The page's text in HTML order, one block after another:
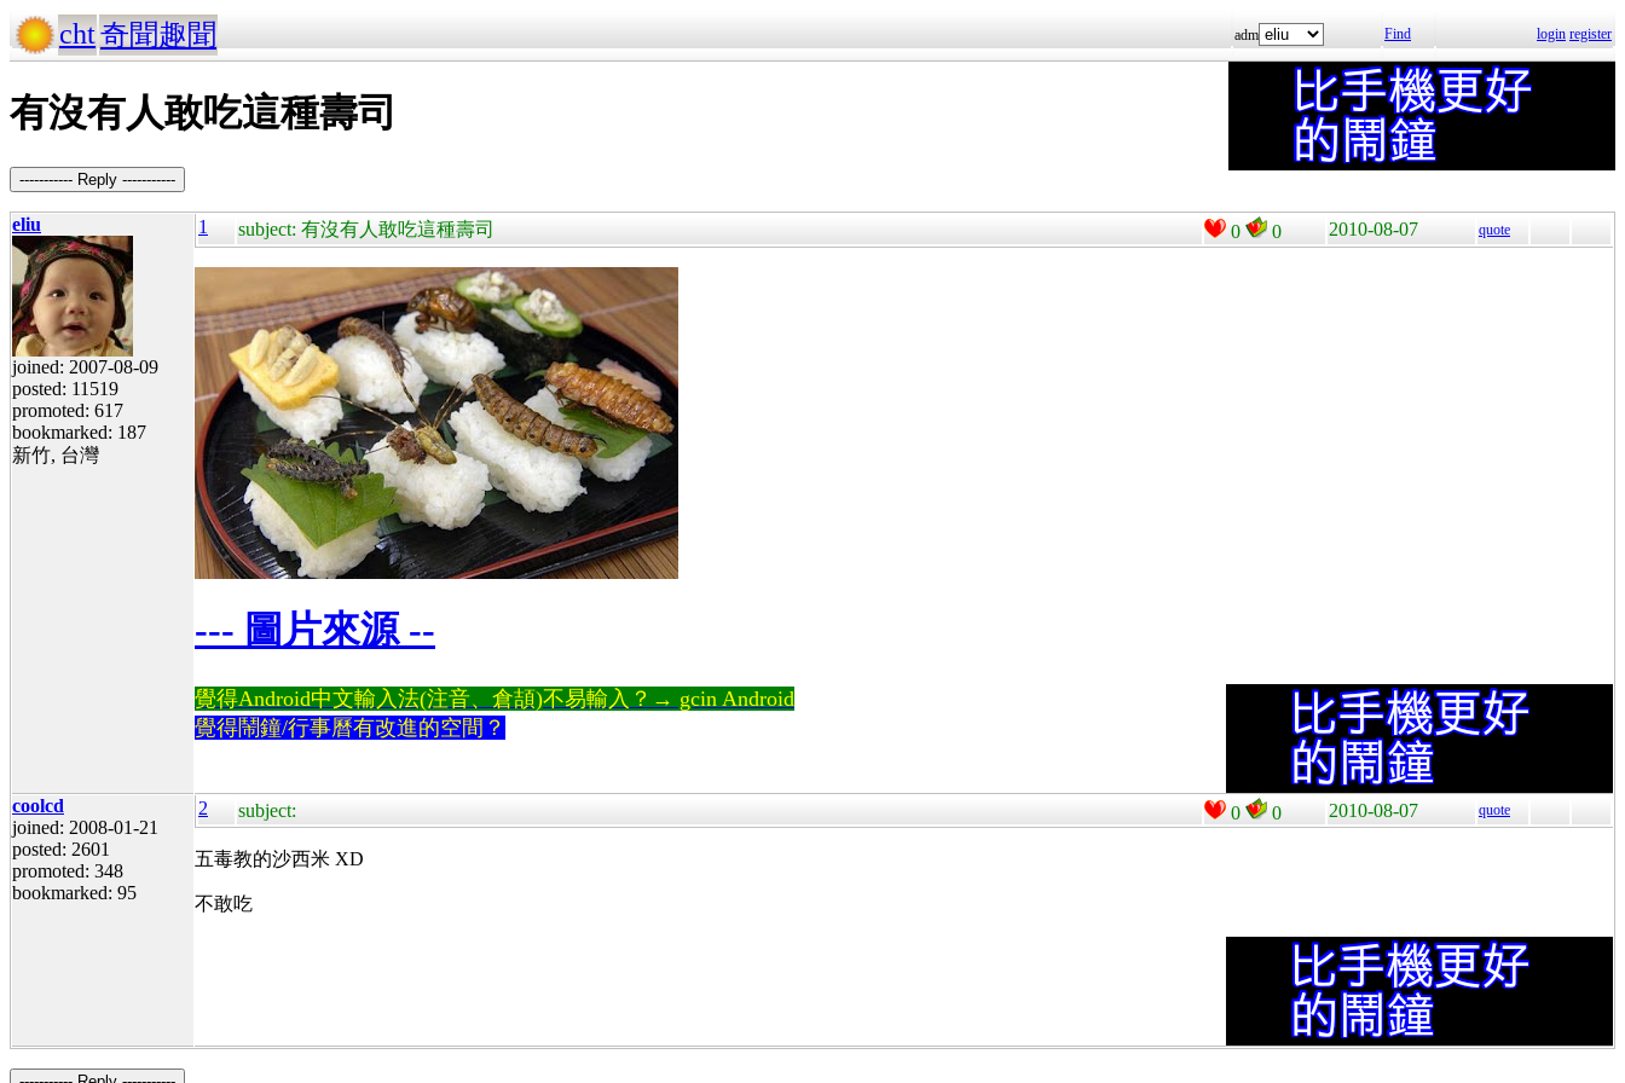
cht奇聞趣聞 adm Find login register
有沒有人敢吃這種壽司
----------- Reply -----------
eliu
joined: 2007-08-09
posted: 11519
promoted: 617
bookmarked: 187
新竹, 台灣
1 subject: 有沒有人敢吃這種壽司 0 0 2010-08-07 quote
--- 圖片來源 --
覺得Android中文輸入法(注音、倉頡)不易輸入？→ gcin Android
覺得鬧鐘/行事曆有改進的空間？
coolcd
joined: 2008-01-21
posted: 2601
promoted: 348
bookmarked: 95
2 subject: 0 0 2010-08-07 quote
五毒教的沙西米 XD
不敢吃